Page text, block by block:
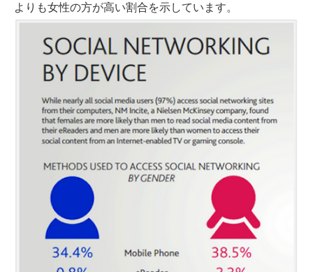
よりも女性の方が高い割合を示しています。